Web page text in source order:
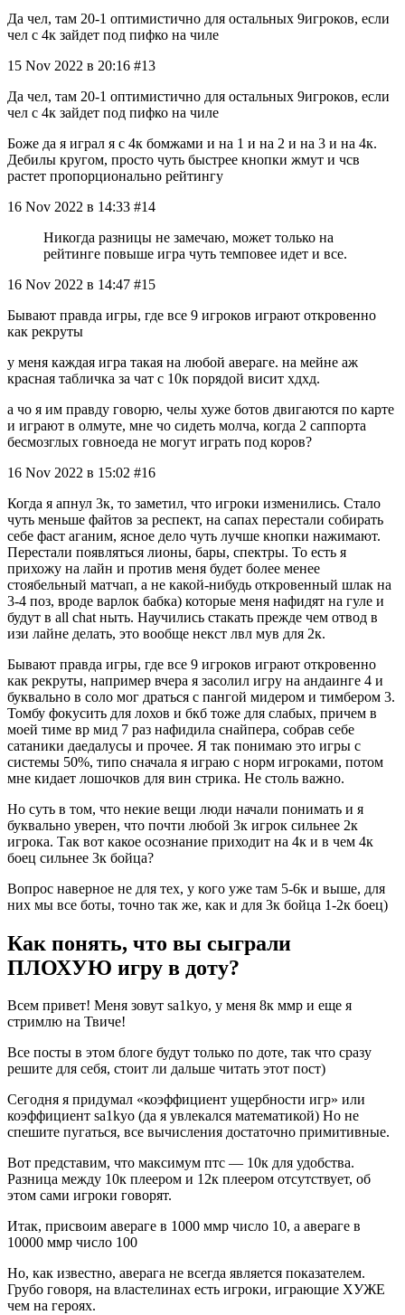
Да чел, там 20-1 оптимистично для остальных 9игроков, если
чел с 4к зайдет под пифко на чиле
15 Nov 2022 в 20:16 #13
Да чел, там 20-1 оптимистично для остальных 9игроков, если
чел с 4к зайдет под пифко на чиле
Боже да я играл я с 4к бомжами и на 1 и на 2 и на 3 и на 4к.
Дебилы кругом, просто чуть быстрее кнопки жмут и чсв
растет пропорционально рейтингу
16 Nov 2022 в 14:33 #14
Никогда разницы не замечаю, может только на
рейтинге повыше игра чуть темповее идет и все.
16 Nov 2022 в 14:47 #15
Бывают правда игры, где все 9 игроков играют откровенно
как рекруты
у меня каждая игра такая на любой авераге. на мейне аж
красная табличка за чат с 10к порядой висит хдхд.
а чо я им правду говорю, челы хуже ботов двигаются по карте
и играют в олмуте, мне чо сидеть молча, когда 2 саппорта
бесмозглых говноеда не могут играть под коров?
16 Nov 2022 в 15:02 #16
Когда я апнул 3к, то заметил, что игроки изменились. Стало
чуть меньше файтов за респект, на сапах перестали собирать
себе фаст аганим, ясное дело чуть лучше кнопки нажимают.
Перестали появляться лионы, бары, спектры. То есть я
прихожу на лайн и против меня будет более менее
стоябельный матчап, а не какой-нибудь откровенный шлак на
3-4 поз, вроде варлок бабка) которые меня нафидят на гуле и
будут в all chat ныть. Научились стакать прежде чем отвод в
изи лайне делать, это вообще некст лвл мув для 2к.
Бывают правда игры, где все 9 игроков играют откровенно
как рекруты, например вчера я засолил игру на андаинге 4 и
буквально в соло мог драться с пангой мидером и тимбером 3.
Томбу фокусить для лохов и бкб тоже для слабых, причем в
моей тиме вр мид 7 раз нафидила снайпера, собрав себе
сатаники даедалусы и прочее. Я так понимаю это игры с
системы 50%, типо сначала я играю с норм игроками, потом
мне кидает лошочков для вин стрика. Не столь важно.
Но суть в том, что некие вещи люди начали понимать и я
буквально уверен, что почти любой 3к игрок сильнее 2к
игрока. Так вот какое осознание приходит на 4к и в чем 4к
боец сильнее 3к бойца?
Вопрос наверное не для тех, у кого уже там 5-6к и выше, для
них мы все боты, точно так же, как и для 3к бойца 1-2к боец)
Как понять, что вы сыграли
ПЛОХУЮ игру в доту? ⁠ ⁠
Всем привет! Меня зовут sa1kyo, у меня 8к ммр и еще я
стримлю на Твиче!
Все посты в этом блоге будут только по доте, так что сразу
решите для себя, cтоит ли дальше читать этот пост)
Сегодня я придумал «коэффициент ущербности игр» или
коэффициент sa1kyo (да я увлекался математикой) Но не
спешите пугаться, все вычисления достаточно примитивные.
Вот представим, что максимум птс — 10к для удобства.
Разница между 10к плеером и 12к плеером отсутствует, об
этом сами игроки говорят.
Итак, присвоим авераге в 1000 ммр число 10, а авераге в
10000 ммр число 100
Но, как известно, аверага не всегда является показателем.
Грубо говоря, на властелинах есть игроки, играющие ХУЖЕ
чем на героях.